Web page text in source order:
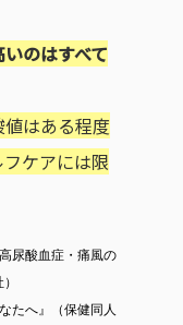
のはすべて
はある程度
ケアには限
尿酸血症・痛風の
たへ』（保健同人